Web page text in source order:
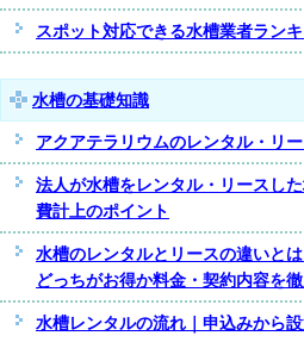
スポット対応できる水槽業者ラン
水槽の基礎知識
アクアテラリウムのレンタル・リ
法人が水槽をレンタル・リースし
費計上のポイント
水槽のレンタルとリースの違いとは
どっちがお得か料金・契約内容を
水槽レンタルの流れ｜申込みから